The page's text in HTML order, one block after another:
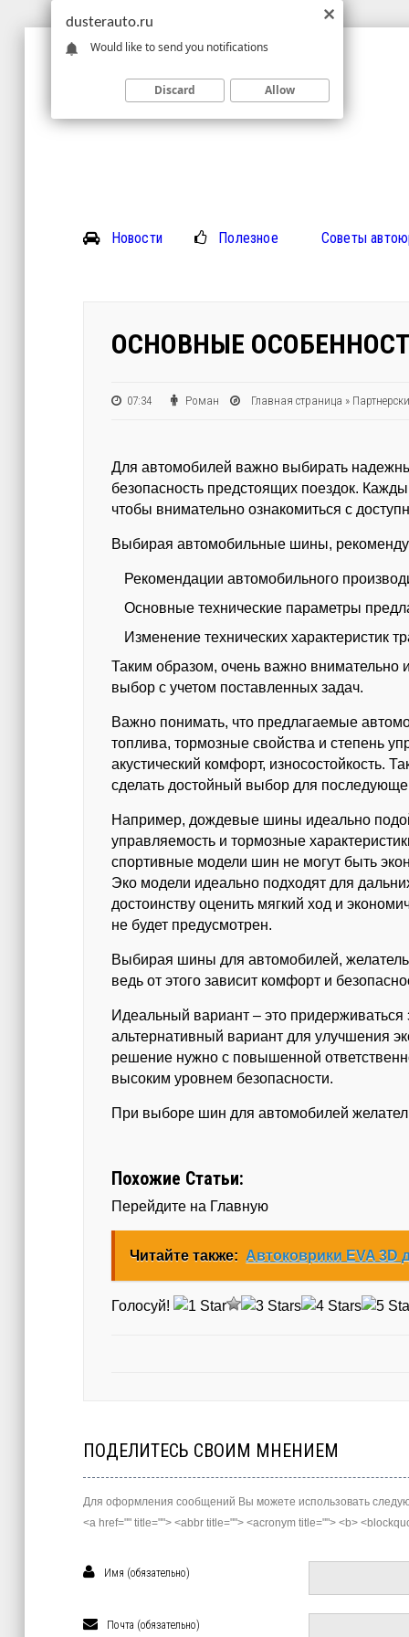
Новости Полезное Советы
ОСНОВНЫЕ
07:34 Роман Главная страница »
Для автомобилей важно выбирать
безопасность предстоящих поездок.
чтобы внимательно ознакомиться с
Выбирая автомобильные шины,
Рекомендации автомобильного
Основные технические параметры
Изменение технических характеристик
Таким образом, очень важно внимательно
выбор с учетом поставленных задач.
Важно понимать, что предлагаемые
топлива, тормозные свойства и степень
акустический комфорт, износостойкость.
сделать достойный выбор для
Например, дождевые шины идеально
управляемость и тормозные
спортивные модели шин не могут быть
Эко модели идеально подходят для
достоинству оценить мягкий ход и
не будет предусмотрен.
Выбирая шины для автомобилей,
ведь от этого зависит комфорт и
Идеальный вариант – это
альтернативный вариант для улучшения
решение нужно с повышенной
высоким уровнем безопасности.
При выборе шин для автомобилей
Похожие Статьи:
Перейдите на Главную
Читайте также: Автоковрики EVA 3D
Голосуй!
ПОДЕЛИТЕСЬ СВОИМ МНЕНИЕМ
Для оформления сообщений Вы можете использовать
<a href="" title=""> <abbr title=""> <acronym title=""> <b>
Имя (обязательно)
Почта (обязательно)
dusterauto.ru
Would like to send you notifications
Discard Allow